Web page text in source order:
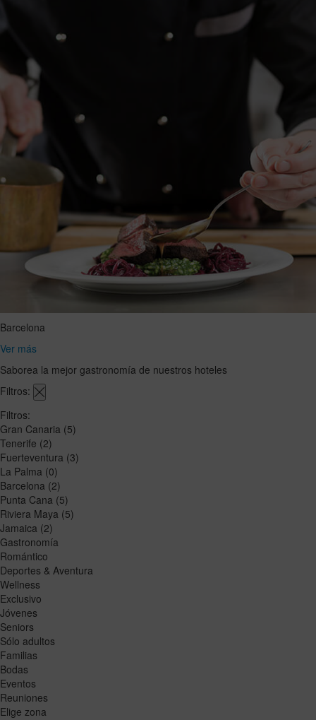
Barcelona
Ver más
Saborea la mejor gastronomía de nuestros hoteles
Filtros:
Filtros:
Gran Canaria (5)
Tenerife (2)
Fuerteventura (3)
La Palma (0)
Barcelona (2)
Punta Cana (5)
Riviera Maya (5)
Jamaica (2)
Gastronomía
Romántico
Deportes & Aventura
Wellness
Exclusivo
Jóvenes
Seniors
Sólo adultos
Familias
Bodas
Eventos
Reuniones
Elige zona